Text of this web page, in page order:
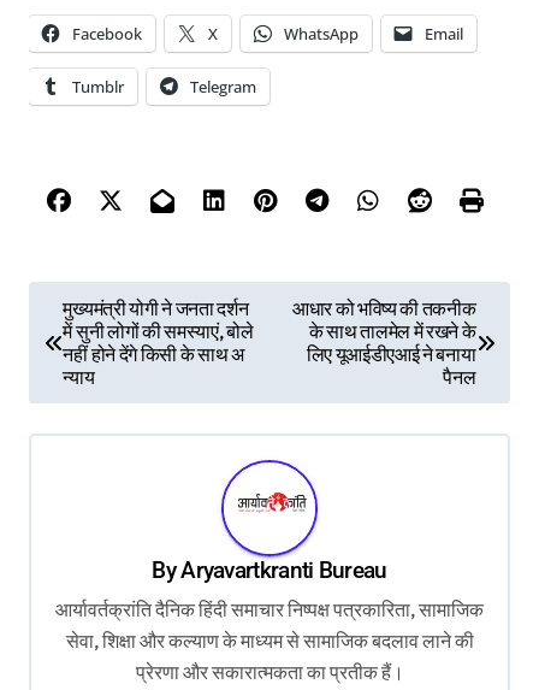
Facebook X WhatsApp Email
Tumblr Telegram
मुख्यमंत्री योगी ने जनता दर्शन
में सुनी लोगों की समस्याएं, बोले
नहीं होने देंगे किसी के साथ अ
न्याय
आधार को भविष्य की तकनीक
के साथ तालमेल में रखने के
लिए यूआईडीएआई ने बनाया
पैनल
ByAryavartkranti Bureau
आर्यावर्तक्रांति दैनिक हिंदी समाचार निष्पक्ष पत्रकारिता, सामाजिक
सेवा, शिक्षा और कल्याण के माध्यम से सामाजिक बदलाव लाने की
प्रेरणा और सकारात्मकता का प्रतीक हैं।